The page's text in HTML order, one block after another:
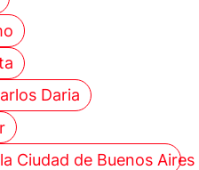
Daria
Ciudad de Buenos Aires